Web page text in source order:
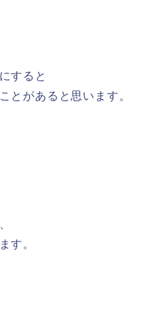
すると
とがあると思います。
す。